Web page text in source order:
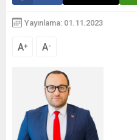
Yayınlama: 01.11.2023
A+ A-